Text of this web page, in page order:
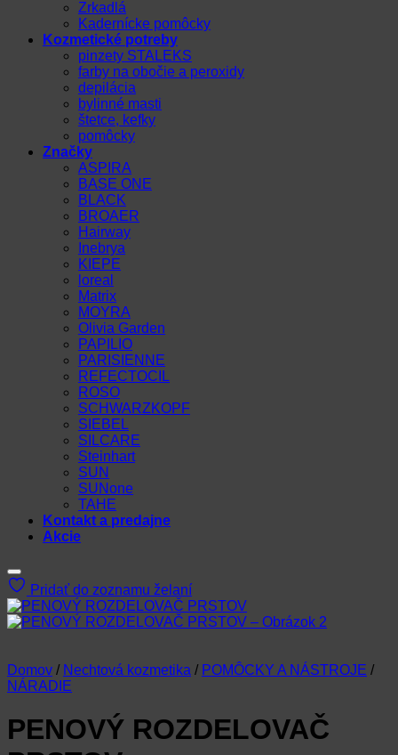
Zrkadlá
Kadernícke pomôcky
Kozmetické potreby
pinzety STALEKS
farby na obočie a peroxidy
depilácia
bylinné masti
štetce, kefky
pomôcky
Značky
ASPIRA
BASE ONE
BLACK
BROAER
Hairway
Inebrya
KIEPE
loreal
Matrix
MOYRA
Olivia Garden
PAPILIO
PARISIENNE
REFECTOCIL
ROSO
SCHWARZKOPF
SIEBEL
SILCARE
Steinhart
SUN
SUNone
TAHE
Kontakt a predajne
Akcie
Pridať do zoznamu želaní
Domov / Nechtová kozmetika / POMÔCKY A NÁSTROJE /
NÁRADIE
PENOVÝ ROZDELOVAČ